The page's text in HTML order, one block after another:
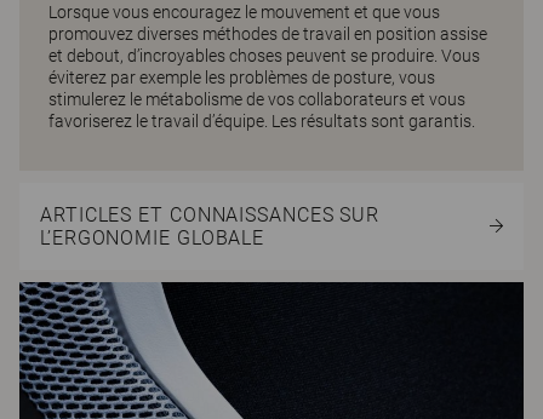
Lorsque vous encouragez le mouvement et que vous
promouvez diverses méthodes de travail en position assise
et debout, d’incroyables choses peuvent se produire. Vous
éviterez par exemple les problèmes de posture, vous
stimulerez le métabolisme de vos collaborateurs et vous
favoriserez le travail d’équipe. Les résultats sont garantis.
ARTICLES ET CONNAISSANCES SUR
L’ERGONOMIE GLOBALE